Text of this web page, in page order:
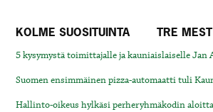
KOLME SUOSITUINTA TRE
5 kysymystä toimittajalle ja kauniaislaiselle Jan
Suomen ensimmäinen pizza-automaatti tuli
Hallinto-oikeus hylkäsi perheryhmäkodin